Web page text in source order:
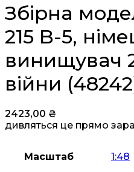
Збірна
215 B-5,
винищувач
війни
2423,00 ₴
дивляться це прямо
Масштаб 1:48